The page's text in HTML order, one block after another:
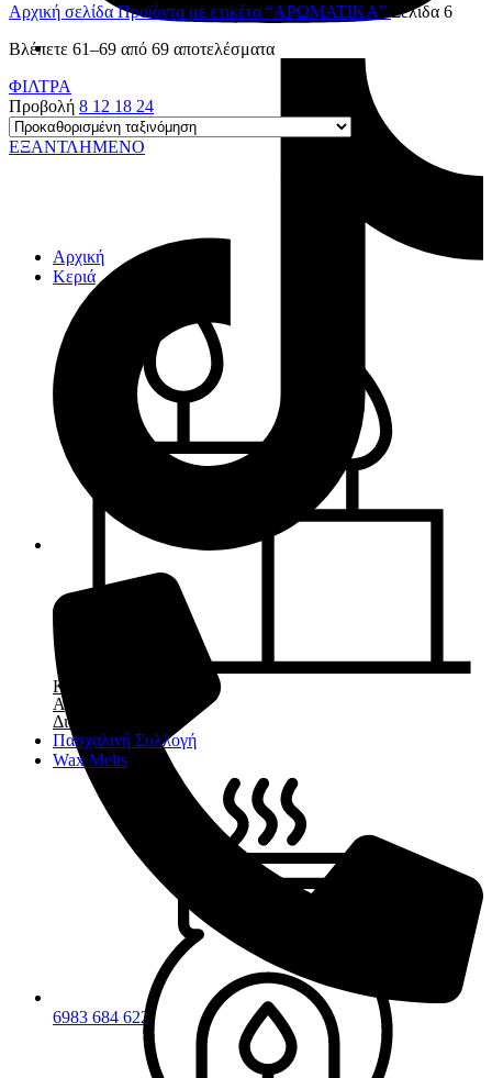
6983 684 622
Αρχική
Κεριά
Κεριά
Αρωματικά
Διακοσμητικά
Πασχαλινή Συλλογή
Wax Melts
Αρχική σελίδαΠροϊόντα με ετικέτα “ΑΡΩΜΑΤΙΚΑ” Σελίδα 6
Βλέπετε 61–69 από 69 αποτελέσματα
ΦΙΛΤΡΑ
Προβολή 8 12 18 24
ΕΞΑΝΤΛΗΜΕΝΟ